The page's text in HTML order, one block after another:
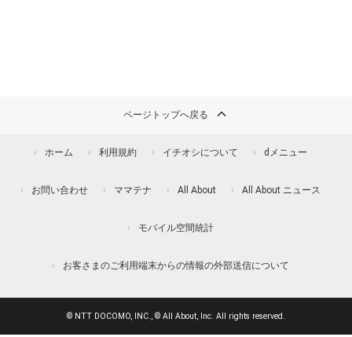
ページトップへ戻る
ホーム 利用規約 イチオシについて dメニュー
お問い合わせ ママテナ All About All About ニュース
モバイル空間統計
お客さまのご利用端末からの情報の外部送信について
© NTT DOCOMO, INC., © All About, Inc. All rights reserved.